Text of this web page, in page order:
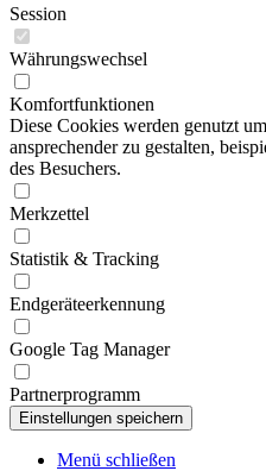
Session
Währungswechsel
Komfortfunktionen
Diese Cookies werden genutzt
ansprechender zu gestalten,
des Besuchers.
Merkzettel
Statistik & Tracking
Endgeräteerkennung
Google Tag Manager
Partnerprogramm
Menü schließen